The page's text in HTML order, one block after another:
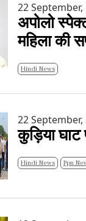
22 September,
अपोलो
महिला की
Hindi News
22 September,
कुड़िया
Hindi News Ppn